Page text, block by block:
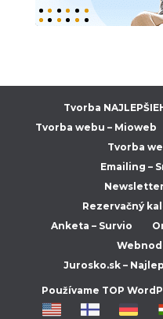
Tvorba
Tvorba webu – Mioweb
Tvorba
Emailing –
Rezervačný
Anketa – Survio
Jurosko.sk –
Používame TOP